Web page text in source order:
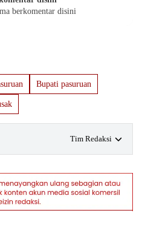
berkomentar disini
Bupati pasuruan
Tim Redaksi